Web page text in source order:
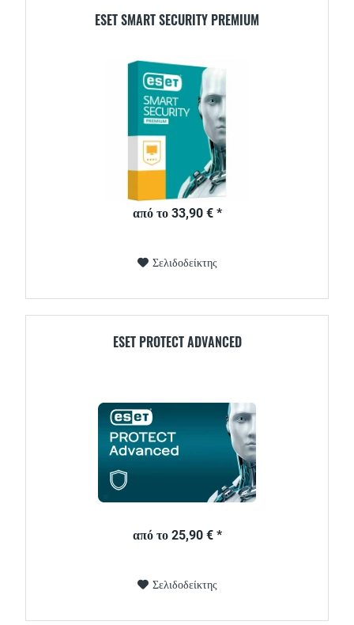
ESET SMART SECURITY PREMIUM
από το 33,90 € *
Σελιδοδείκτης
ESET PROTECT ADVANCED
από το 25,90 € *
Σελιδοδείκτης